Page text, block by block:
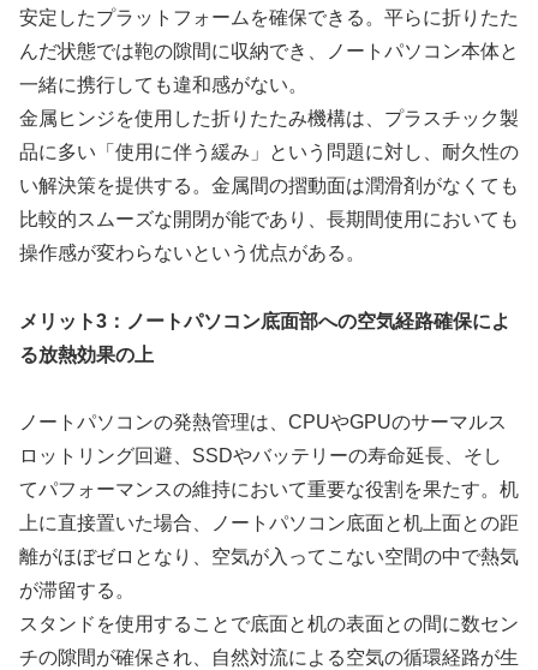
安定したプラットフォームを確保できる。平らに折りたた
んだ状態では鞄の隙間に収納でき、ノートパソコン本体と
一緒に携行しても違和感がない。
金属ヒンジを使用した折りたたみ機構は、プラスチック製
品に多い「使用に伴う緩み」という問題に対し、耐久性の
い解決策を提供する。金属間の摺動面は潤滑剤がなくても
比較的スムーズな開閉が能であり、長期間使用においても
操作感が変わらないという优点がある。
メリット3：ノートパソコン底面部への空気経路確保によ
る放熱効果の上
ノートパソコンの発熱管理は、CPUやGPUのサーマルス
ロットリング回避、SSDやバッテリーの寿命延長、そし
てパフォーマンスの維持において重要な役割を果たす。机
上に直接置いた場合、ノートパソコン底面と机上面との距
離がほぼゼロとなり、空気が入ってこない空間の中で熱気
が滞留する。
スタンドを使用することで底面と机の表面との間に数セン
チの隙間が確保され、自然対流による空気の循環経路が生